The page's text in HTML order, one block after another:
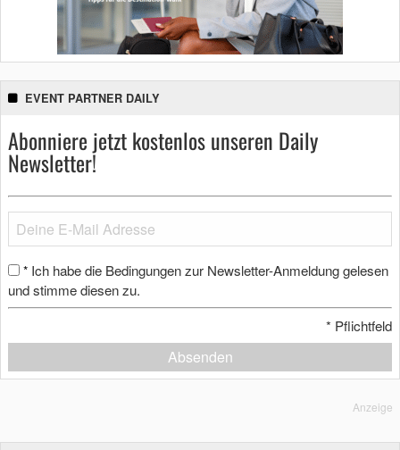
EVENT PARTNER DAILY
Abonniere jetzt kostenlos unseren Daily
Newsletter!
* Ich habe die Bedingungen zur Newsletter-Anmeldung gelesen
und stimme diesen zu.
* Pflichtfeld
Absenden
Anzeige